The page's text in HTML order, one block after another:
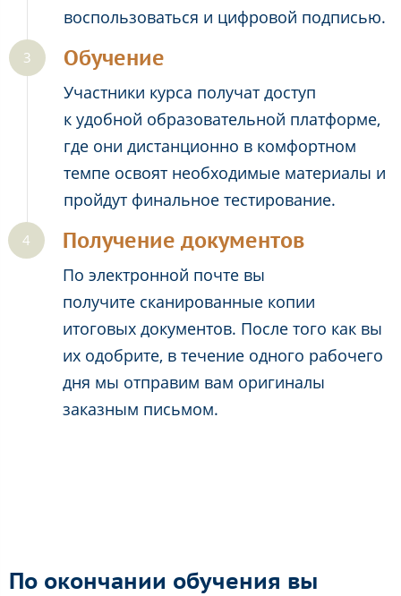
воспользоваться и цифровой подписью.
Обучение
Участники курса получат доступ
к удобной образовательной платформе,
где они дистанционно в комфортном
темпе освоят необходимые материалы и
пройдут финальное тестирование.
Получение документов
По электронной почте вы
получите сканированные копии
итоговых документов. После того как вы
их одобрите, в течение одного рабочего
дня мы отправим вам оригиналы
заказным письмом.
По окончании обучения вы